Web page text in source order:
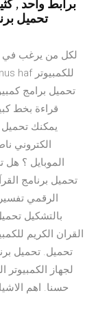
برابط واحد ,
تحميل
لكل من يرغب في
تحميل برامج
الكتروني
الموبايل ؟ هل
تحميل برنامج
الرقمي
بالتشكيل
القران الكريم
تحميل. تحميل